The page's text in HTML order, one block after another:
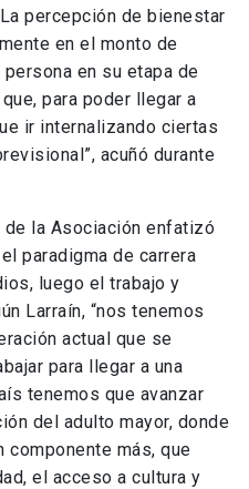
percepción de bienestar
en el monto de
en su etapa de
para poder llegar a
ir internalizando ciertas
acuñó durante
de la Asociación enfatizó
paradigma de carrera
luego el trabajo y
Larraín, “nos tenemos
actual que se
para llegar a una
tenemos que avanzar
del adulto mayor, donde
más, que
el acceso a cultura y